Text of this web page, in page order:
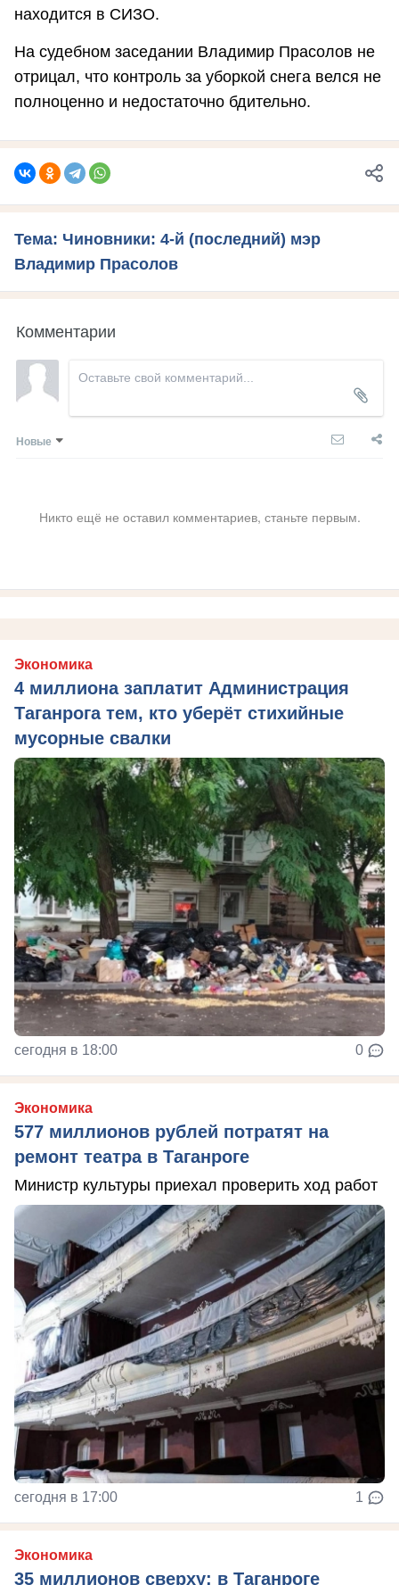
находится в СИЗО.
На судебном заседании Владимир Прасолов не
отрицал, что контроль за уборкой снега велся не
полноценно и недостаточно бдительно.
Тема: Чиновники: 4-й (последний) мэр
Владимир Прасолов
Комментарии
Новые
Никто ещё не оставил комментариев, станьте первым.
Экономика
4 миллиона заплатит Администрация
Таганрога тем, кто уберёт стихийные
мусорные свалки
сегодня в 18:00 0
Экономика
577 миллионов рублей потратят на
ремонт театра в Таганроге
Министр культуры приехал проверить ход работ
сегодня в 17:00 1
Экономика
35 миллионов сверху: в Таганроге